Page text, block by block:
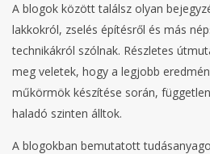
A blogok között találsz olyan
lakkokról, zselés építésről és más
technikákról szólnak. Részletes
meg veletek, hogy a legjobb
műkörmök készítése során,
haladó szinten álltok.
A blogokban bemutatott